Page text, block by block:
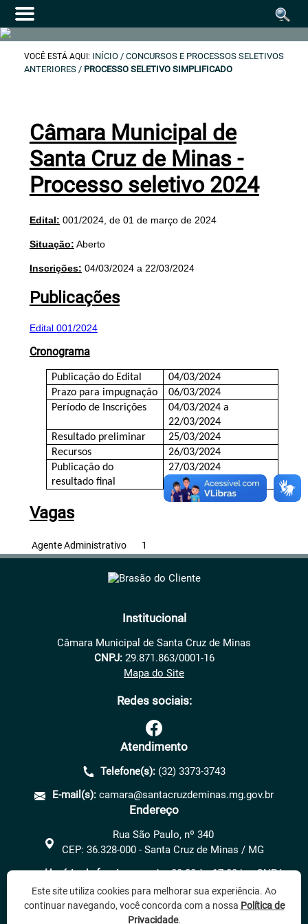
VOCÊ ESTÁ AQUI: INÍCIO / CONCURSOS E PROCESSOS SELETIVOS
ANTERIORES / PROCESSO SELETIVO SIMPLIFICADO
Câmara Municipal de
Santa Cruz de Minas -
Processo seletivo 2024
Edital: 001/2024, de 01 de março de 2024
Situação: Aberto
Inscrições: 04/03/2024 a 22/03/2024
Publicações
Edital 001/2024
Cronograma
Publicação do Edital
04/03/2024
Prazo para impugnação
06/03/2024
Período de Inscrições
04/03/2024 a
22/03/2024
Resultado preliminar
25/03/2024
Recursos
26/03/2024
Publicação do
resultado final
27/03/2024
Vagas
Agente Administrativo 1
Institucional
Câmara Municipal de Santa Cruz de Minas
CNPJ: 29.871.863/0001-16
Mapa do Site
Redes sociais:
Atendimento
Telefone(s): (32) 3373-3743
E-mail(s): camara@santacruzdeminas.mg.gov.br
Endereço
Rua São Paulo, nº 340
CEP: 36.328-000 - Santa Cruz de Minas / MG
Horário de funcionamento:08:00 às 17:00 hs. CNPJ
29.871.863/0001-16
Este site utiliza cookies para melhorar sua experiência. Ao
continuar navegando, você concorda com a nossa Política de
Privacidade.